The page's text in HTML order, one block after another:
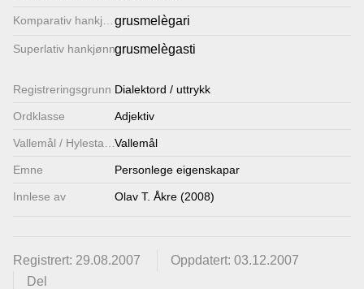
grusmelègari
Superlativ hankjønngrusmelègasti
Registrerings­grunn Dialektord / uttrykk
Ordklasse Adjektiv
Vallemål / HylestadmålVallemål
Emne Personlege eigenskapar
Innlese av Olav T. Åkre (2008)
Registrert: 29.08.2007
Oppdatert: 03.12.2007
Del